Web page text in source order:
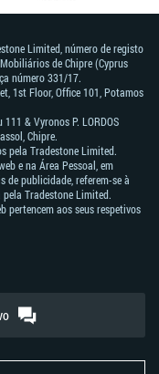
Limited, número de registo
de Chipre (Cyprus
número 331/17.
1st Floor, Office 101, Potamos
& Vyronos Р. LORDOS
Chipre.
pela Tradestone Limited.
e na Área Pessoal, em
de publicidade, referem-se à
pela Tradestone Limited.
pertencem aos seus respetivos